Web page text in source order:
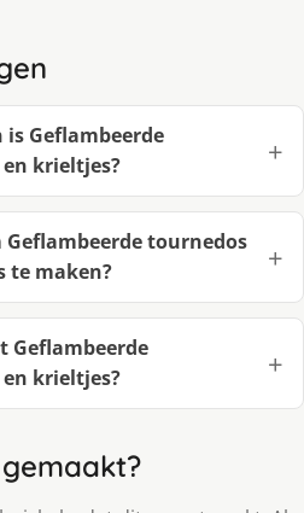
is Geflambeerde
krieltjes?
tournedos
te maken?
Geflambeerde
krieltjes?